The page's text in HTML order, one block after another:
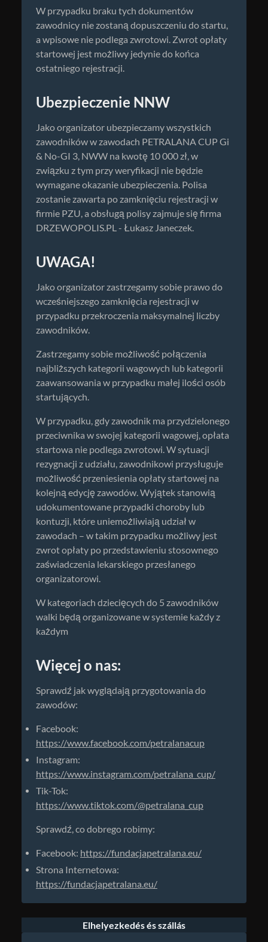
W przypadku braku tych dokumentów
zawodnicy nie zostaną dopuszczeniu do startu,
a wpisowe nie podlega zwrotowi. Zwrot opłaty
startowej jest możliwy jedynie do końca
ostatniego rejestracji.
Ubezpieczenie NNW
Jako organizator ubezpieczamy wszystkich
zawodników w zawodach PETRALANA CUP Gi
& No-GI 3, NWW na kwotę 10 000 zł, w
związku z tym przy weryfikacji nie będzie
wymagane okazanie ubezpieczenia. Polisa
zostanie zawarta po zamknięciu rejestracji w
firmie PZU, a obsługą polisy zajmuje się firma
DRZEWOPOLIS.PL - Łukasz Janeczek.
UWAGA!
Jako organizator zastrzegamy sobie prawo do
wcześniejszego zamknięcia rejestracji w
przypadku przekroczenia maksymalnej liczby
zawodników.
Zastrzegamy sobie możliwość połączenia
najbliższych kategorii wagowych lub kategorii
zaawansowania w przypadku małej ilości osób
startujących.
W przypadku, gdy zawodnik ma przydzielonego
przeciwnika w swojej kategorii wagowej, opłata
startowa nie podlega zwrotowi. W sytuacji
rezygnacji z udziału, zawodnikowi przysługuje
możliwość przeniesienia opłaty startowej na
kolejną edycję zawodów. Wyjątek stanowią
udokumentowane przypadki choroby lub
kontuzji, które uniemożliwiają udział w
zawodach – w takim przypadku możliwy jest
zwrot opłaty po przedstawieniu stosownego
zaświadczenia lekarskiego przesłanego
organizatorowi.
W kategoriach dziecięcych do 5 zawodników
walki będą organizowane w systemie każdy z
każdym
Więcej o nas:
Sprawdź jak wyglądają przygotowania do
zawodów:
Facebook:
https://www.facebook.com/petralanacup
Instagram:
https://www.instagram.com/petralana_cup/
Tik-Tok:
https://www.tiktok.com/@petralana_cup
Sprawdź, co dobrego robimy:
Facebook: https://fundacjapetralana.eu/
Strona Internetowa:
https://fundacjapetralana.eu/
Elhelyezkedés és szállás